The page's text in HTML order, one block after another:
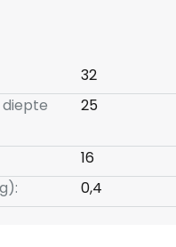
32
25
16
0,4